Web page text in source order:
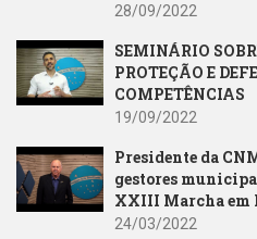
28/09/2022
SEMINÁRIO
PROTEÇÃO E
COMPETÊNCIAS
19/09/2022
Presidente da
gestores
XXIII Marcha em
24/03/2022